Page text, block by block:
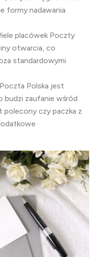
formy nadawania
placówek Poczty
otwarcia, co
standardowymi
Polska jest
budzi zaufanie wśród
polecony czy paczka z